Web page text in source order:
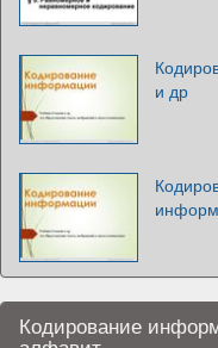
и др
Кодирование